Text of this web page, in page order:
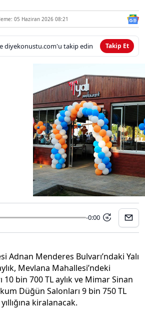
05 Haziran 2026 08:21
diyekonustu.com'u takip edin Takip Et
-0:00 15
Adnan Menderes Bulvarı’ndaki Yalı
Mevlana Mahallesi’ndeki
10 bin 700 TL aylık ve Mimar Sinan
Düğün Salonları 9 bin 750 TL
kiralanacak.